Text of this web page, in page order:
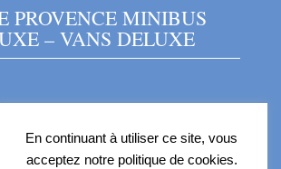
PROVENCE MINIBUS
– VANS DELUXE
En continuant à utiliser ce site, vous
acceptez notre politique de cookies.